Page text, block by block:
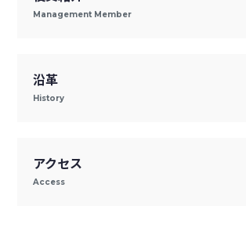
Management Member
沿革
History
アクセス
Access